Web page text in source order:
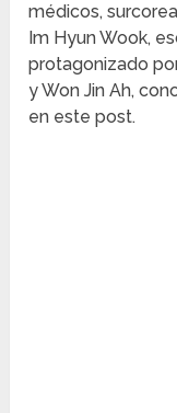
médicos,
Im Hyun Wook,
protagonizado
y Won Jin Ah,
en este post.